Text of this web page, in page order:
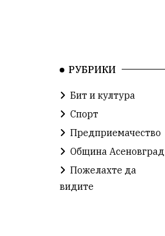
РУБРИКИ
Бит и култура
Спорт
Предприемачество
Община Асеновград
Пожелахте да
видите